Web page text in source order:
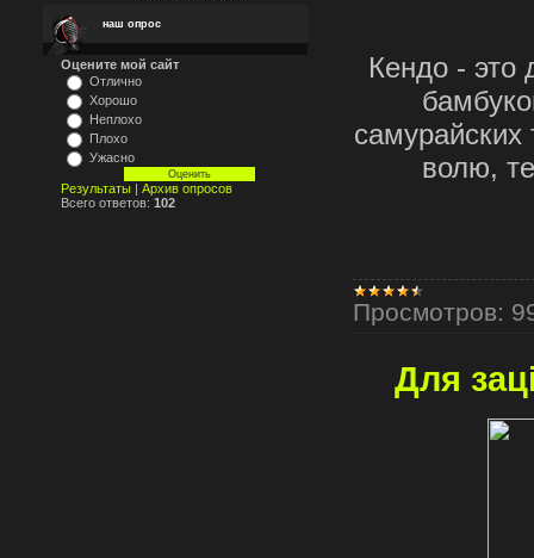
наш опрос
Оцените мой сайт
Отлично
Хорошо
Неплохо
Плохо
Ужасно
Результаты | Архив опросов
Всего ответов: 102
Кендо - это
волю,
Просмотров:
Для